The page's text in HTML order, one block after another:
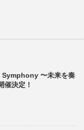
〜未来を奏
催決定！